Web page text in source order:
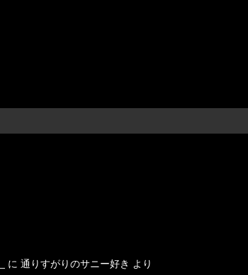
に 通りすがりのサニー好き より